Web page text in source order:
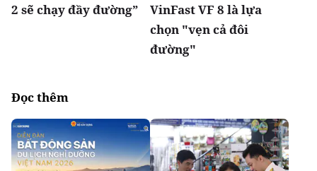
2 sẽ chạy đầy đường”
VinFast VF 8 là lựa
chọn "vẹn cả đôi
đường"
Đọc thêm